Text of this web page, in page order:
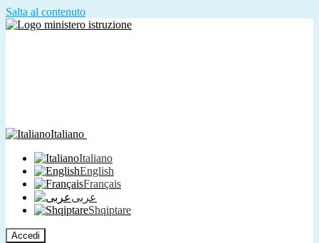
Salta al contenuto
Italiano
Italiano
English
Français
عربى
Shqiptare
Accedi